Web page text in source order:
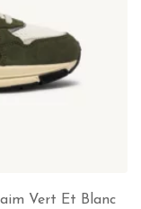
Vert Et Blanc